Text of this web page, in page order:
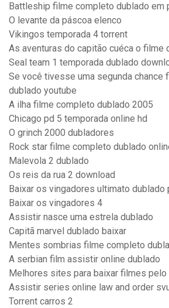
Battleship filme completo dublado em
O levante da páscoa elenco
Vikingos temporada 4 torrent
As aventuras do capitão cuéca o filme
Seal team 1 temporada dublado
Se você tivesse uma segunda chance
dublado youtube
A ilha filme completo dublado 2005
Chicago pd 5 temporada online hd
O grinch 2000 dubladores
Rock star filme completo dublado
Malevola 2 dublado
Os reis da rua 2 download
Baixar os vingadores ultimato dublado
Baixar os vingadores 4
Assistir nasce uma estrela dublado
Capitã marvel dublado baixar
Mentes sombrias filme completo
A serbian film assistir online dublado
Melhores sites para baixar filmes pelo
Assistir series online law and order
Torrent carros 2